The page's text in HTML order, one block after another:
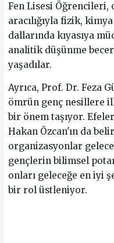
Fen Lisesi Öğrencileri,
aracılığıyla fizik,
dallarında kıyasıya
analitik düşünme
yaşadılar.
Ayrıca, Prof. Dr. Feza
ömrün genç nesillere
bir önem taşıyor.
Hakan Özcan'ın da
organizasyonlar
gençlerin bilimsel
onları geleceğe en iyi
bir rol üstleniyor.